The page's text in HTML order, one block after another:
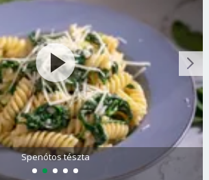
és görög paradicsomsaláta